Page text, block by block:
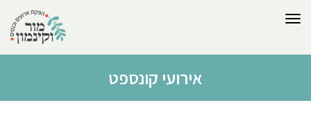
תפריט
אירועי קונספט